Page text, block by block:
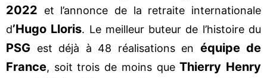
2022 et l’annonce de la retraite internationale
d’Hugo Lloris. Le meilleur buteur de l’histoire du
PSG est déjà à 48 réalisations en équipe de
France, soit trois de moins queThierry Henry